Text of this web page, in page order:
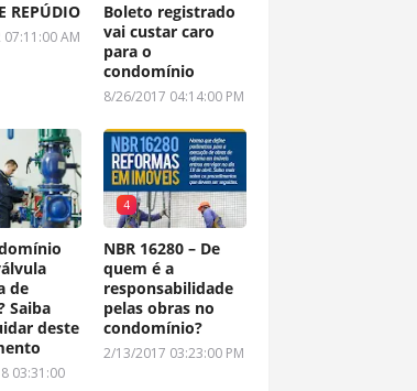
REPÚDIO
AM
Boleto registrado
vai custar caro
para o
condomínio
8/26/2017 04:14:00 PM
de
Saiba
deste
03:31:00
4
NBR 16280 – De
quem é a
responsabilidade
pelas obras no
condomínio?
2/13/2017 03:23:00 PM